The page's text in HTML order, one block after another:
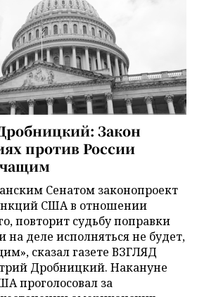
Закон
против России
Сенатом законопроект
США в отношении
повторит судьбу поправки
на деле исполняться не будет,
сказал газете ВЗГЛЯД
Дробницкий. Накануне
проголосовал за